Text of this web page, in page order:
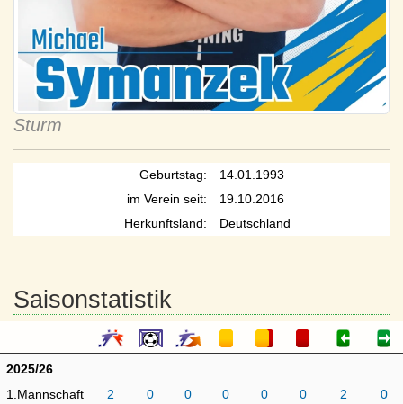
Sturm
Geburtstag:
14.01.1993
im Verein seit:
19.10.2016
Herkunftsland:
Deutschland
Saisonstatistik
2025/26
1.Mannschaft
2 0 0 0 0 0 2 0